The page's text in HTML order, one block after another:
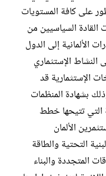
على كافة المستويات
السياسيين من
الألمانية إلى الدول
النشاط الإستثماري
الإستثمارية قد
بشهادة المنظمات
التي تتيحها خطط
الألمان
التحتية والطاقة
المتجددة والبناء